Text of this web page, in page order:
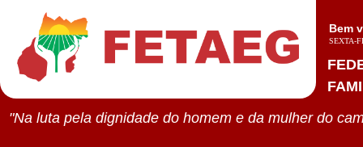
Bem
SEXTA-
"Na luta pela dignidade do homem e da mulher do